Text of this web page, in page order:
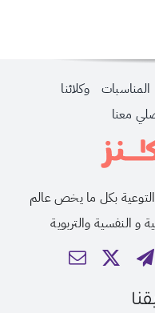
المناسبات
وكلائنا
معنا
بكل ما يخص عالم
النفسية والتربوية